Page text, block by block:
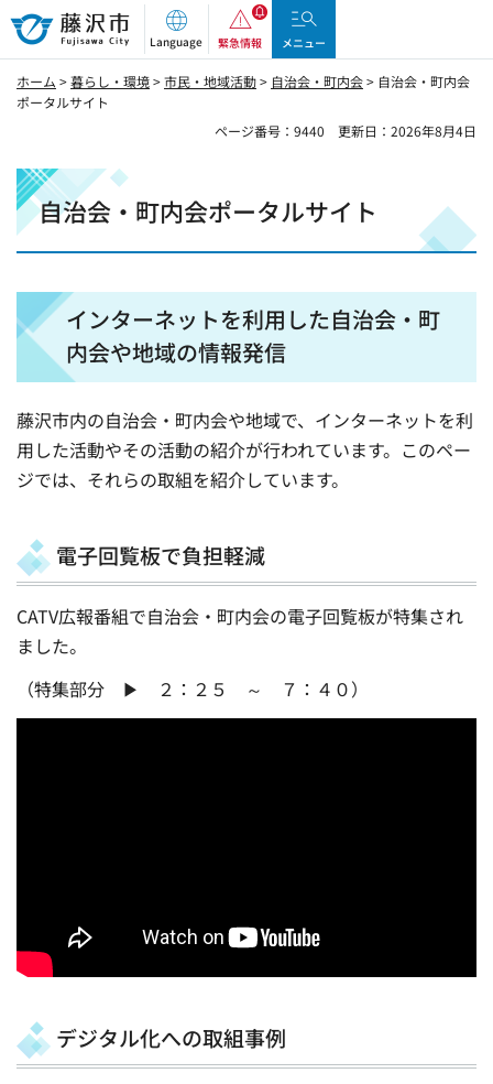
藤沢市
Language 緊急情報 メニュー
ホーム >暮らし・環境>市民・地域活動> 自治会・町内会> 自治会・町内会
ポータルサイト
ページ番号：9440
更新日：2026年8月4日
自治会・町内会ポータルサイト
インターネットを利用した自治会・町
内会や地域の情報発信
藤沢市内の自治会・町内会や地域で、インターネットを利
用した活動やその活動の紹介が行われています。このペー
ジでは、それらの取組を紹介しています。
電子回覧板で負担軽減
CATV広報番組で自治会・町内会の電子回覧板が特集され
ました。
（特集部分 ▶ ２：２５ ～ ７：４０）
デジタル化への取組事例